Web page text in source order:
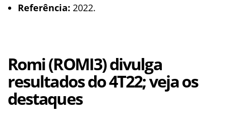
Referência: 2022.
Romi (ROMI3) divulga
resultados do 4T22; veja os
destaques